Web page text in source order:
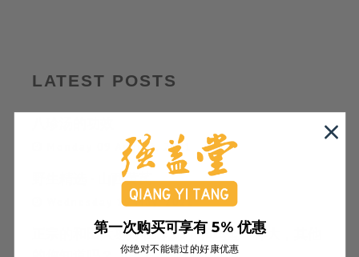
LATEST POSTS
Monday 09 August, 2021
野生精选 - 山西黄芪
Wednesday 19 May, 2021
正宗的和田大枣好在哪,除了和鸡蛋一样大，其他
第一次购买可享有 5% 优惠
你绝对不能错过的好康优惠